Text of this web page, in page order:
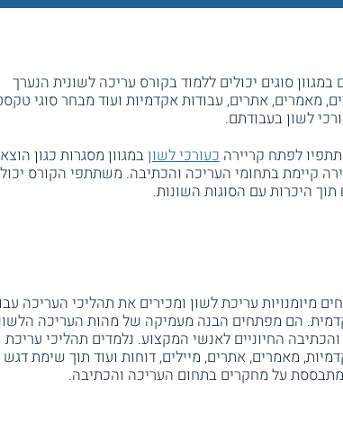
סוגים יכולים ללמוד בקורס עריכה לשונית הנערך
מאמרים, אתרים, עבודות אקדמיות ועוד מבחר סוגי
לשון בעבודתם.
לפתח קריירה כעורכי לשוןבמגוון מסגרות כגון
קיימת בתחומי העריכה והכתיבה. משתתפי הקורס
היכרות עם הסוגות השונות.
מיומנויות עריכת לשון ומכירים את תהליכי העריכה
הם מפתחים הבנה מעמיקה של מהות העריכה
החיוניים לאנשי המקצוע. נלמדים תהליכי עריכת
מאמרים, אתרים, מיילים, דוחות ועוד תוך שימת דגש
על מחקרים בתחום העריכה והכתיבה.